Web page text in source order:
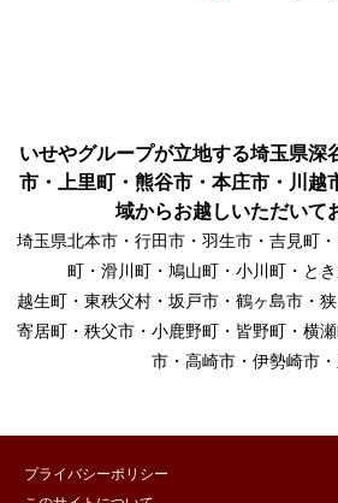
いせやグループが立地する埼玉県深
市・上里町・熊谷市・本庄市・川越
域からお越しいただいて
埼玉県北本市・行田市・羽生市・吉見町
町・滑川町・鳩山町・小川町・と
越生町・東秩父村・坂戸市・鶴ヶ島市・
寄居町・秩父市・小鹿野町・皆野町・横
市・高崎市・伊勢崎市
プライバシーポリシー